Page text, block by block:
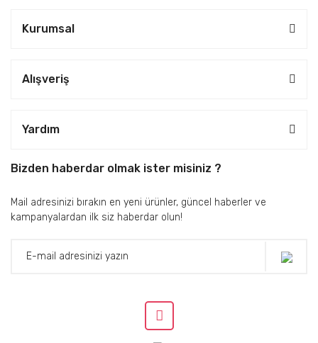
Kurumsal
Alışveriş
Yardım
Bizden haberdar olmak ister misiniz ?
Mail adresinizi bırakın en yeni ürünler, güncel haberler ve
kampanyalardan ilk siz haberdar olun!